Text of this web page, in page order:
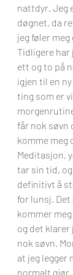
nattdyr. Jeg
døgnet, da
jeg føler
Tidligere har
ett og to på
igjen til en
ting som er
får nok søvn
komme meg
Meditasjon,
tar sin tid,
definitivt å
for lunsj. Det
kommer
og det klarer
nok søvn.
at jeg legger
normalt